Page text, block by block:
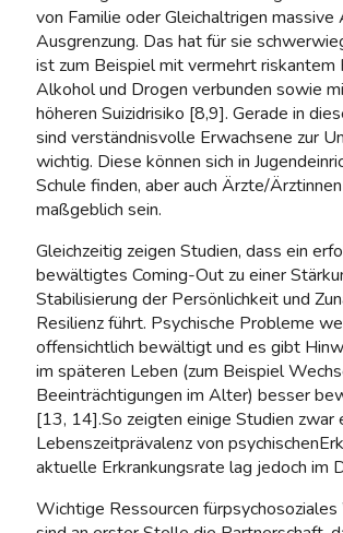
von Familie oder Gleichaltrigen massive
Ausgrenzung. Das hat für sie
ist zum Beispiel mit vermehrt riskantem
Alkohol und Drogen verbunden sowie
höheren Suizidrisiko [8,9]. Gerade in
sind verständnisvolle Erwachsene zur
wichtig. Diese können sich in
Schule finden, aber auch Ärzte/
maßgeblich sein.
Gleichzeitig zeigen Studien, dass ein
bewältigtes Coming-Out zu einer
Stabilisierung der Persönlichkeit und
Resilienz führt. Psychische Probleme
offensichtlich bewältigt und es gibt
im späteren Leben (zum Beispiel
Beeinträchtigungen im Alter) besser
[13, 14].So zeigten einige Studien zwar
Lebenszeitprävalenz von
aktuelle Erkrankungsrate lag jedoch im
Wichtige Ressourcen